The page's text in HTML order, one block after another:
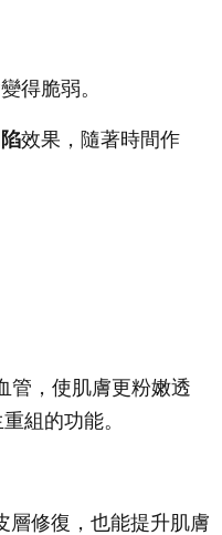
得脆弱。
效果，隨著時間作
管，使肌膚更粉嫩透
組的功能。
層修復，也能提升肌膚